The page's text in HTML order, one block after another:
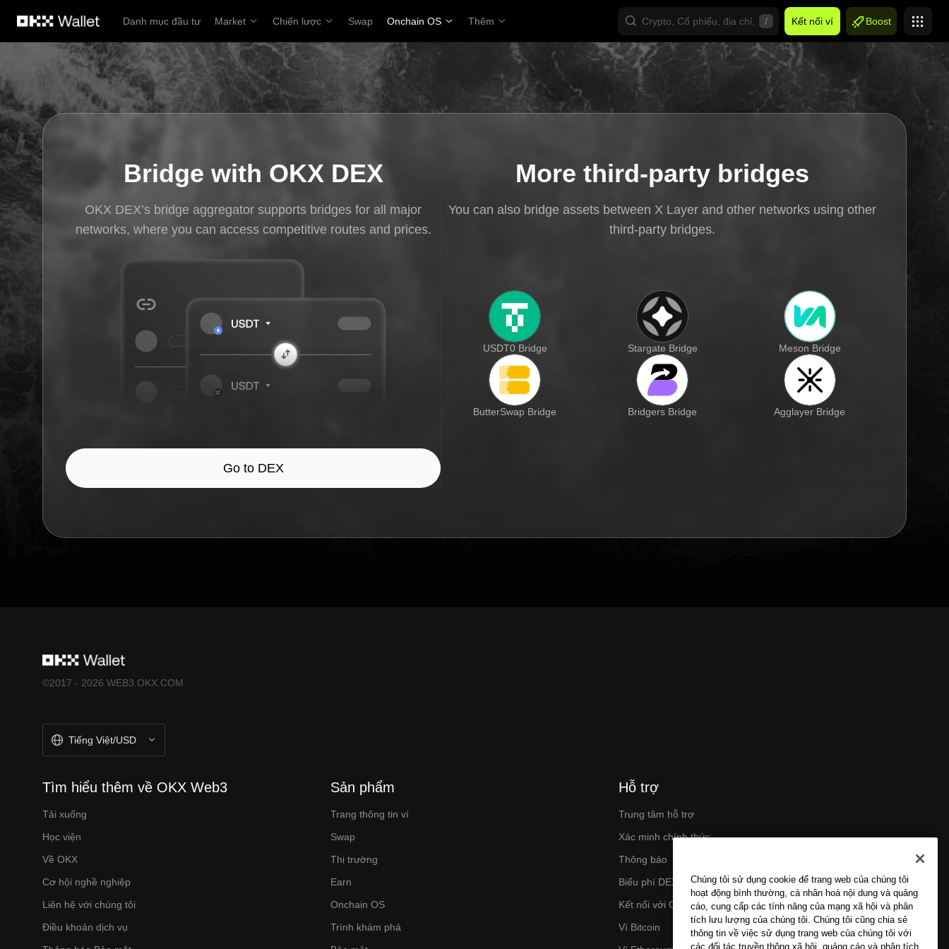
Danh mục đầu tư
Market Chiến lược Swap Onchain OS Thêm / Kết nối ví Boost
Bridge with OKX DEX
OKX DEX’s bridge aggregator supports bridges for all major
networks, where you can access competitive routes and prices.
Go to DEX
More third-party bridges
You can also bridge assets between X Layer and other networks using other
third-party bridges.
USDT0 Bridge Stargate Bridge Meson Bridge
ButterSwap Bridge Bridgers Bridge Agglayer Bridge
©2017 - 2026 WEB3.OKX.COM
Tiếng Việt/USD
Tìm hiểu thêm về OKX Web3
Tải xuống
Học viện
Về OKX
Cơ hội nghề nghiệp
Liên hệ với chúng tôi
Điều khoản dịch vụ
Sản phẩm
Trang thông tin ví
Swap
Thị trường
Earn
Onchain OS
Trình khám phá
Hỗ trợ
Trung tâm hỗ trợ
Xác minh chính thức
Thông báo
Biểu phí DEX
Kết nối với OKX
Ví Bitcoin
Chúng tôi sử dụng cookie để trang web của chúng tôi
hoạt động bình thường, cá nhân hoá nội dung và quảng
cáo, cung cấp các tính năng của mạng xã hội và phân
tích lưu lượng của chúng tôi. Chúng tôi cũng chia sẻ
thông tin về việc sử dụng trang web của chúng tôi với
các đối tác truyền thông xã hội, quảng cáo và phân tích